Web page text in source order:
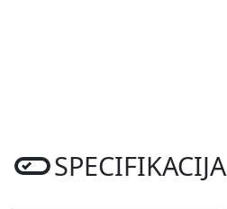
SPECIFIKACIJA